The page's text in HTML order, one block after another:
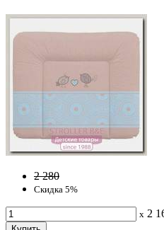
2 280
Скидка 5%
x 2